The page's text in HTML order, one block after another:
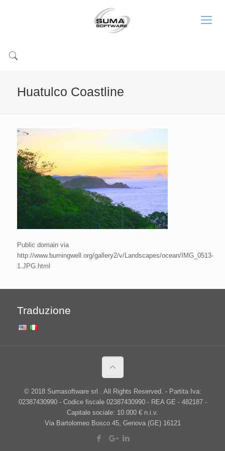
Huatulco Coastline
Public domain via
http://www.burningwell.org/gallery2/v/Landscapes/ocean/IMG_0513-
1.JPG.html
Traduzione
© 2018 Sumasoftware srl . All Rights Reserved. - Partita Iva:
02387430990 - Codice fiscale 02387430990 - REA GE - 482187 -
Capitale sociale: 10.000 € n.i.v.
Via Bartolomeo Bosco 45, Genova (GE) 16121